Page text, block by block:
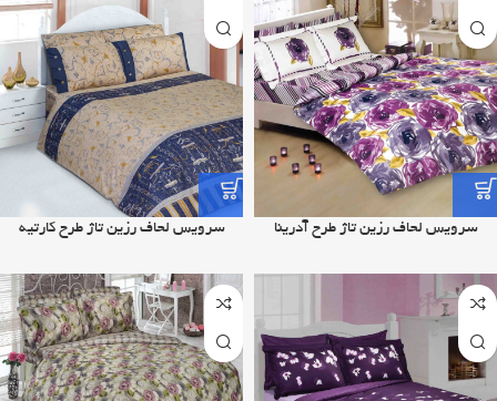
سرویس لحاف رزین تاژ طرح آدرینا سرویس لحاف رزین تاژ طرح کارتیه